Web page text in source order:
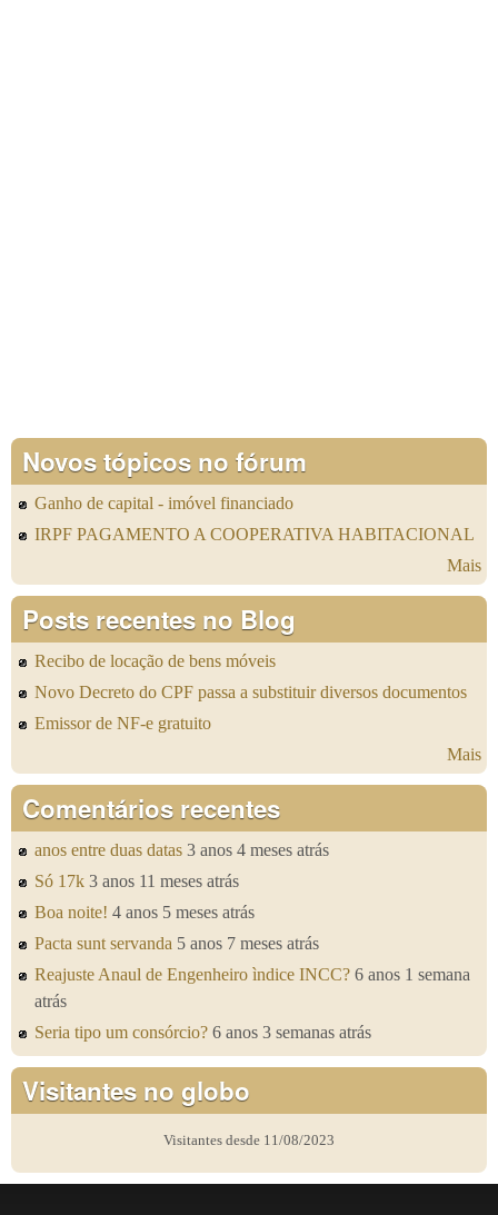
Novos tópicos no fórum
Ganho de capital - imóvel financiado
IRPF PAGAMENTO A COOPERATIVA HABITACIONAL
Mais
Posts recentes no Blog
Recibo de locação de bens móveis
Novo Decreto do CPF passa a substituir diversos documentos
Emissor de NF-e gratuito
Mais
Comentários recentes
anos entre duas datas 3 anos 4 meses atrás
Só 17k 3 anos 11 meses atrás
Boa noite! 4 anos 5 meses atrás
Pacta sunt servanda 5 anos 7 meses atrás
Reajuste Anaul de Engenheiro ìndice INCC? 6 anos 1 semana
atrás
Seria tipo um consórcio? 6 anos 3 semanas atrás
Visitantes no globo
Visitantes desde 11/08/2023